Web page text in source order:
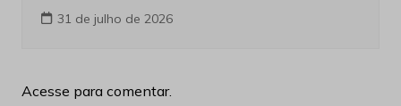
31 de julho de 2026
Acesse para comentar.